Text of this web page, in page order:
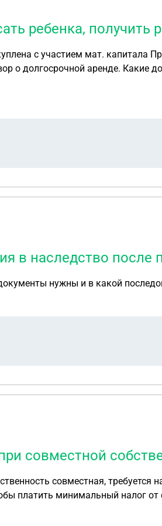
ребенка, получить
моя жена и сын 6 лет. Сами находимся
жене чтобы выписать ребенка, получить
в наследство после
нужны и в какой
совместной
совместная, требуется
платить минимальный налог от